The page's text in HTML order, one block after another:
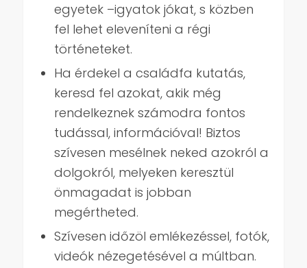
egyetek –igyatok jókat, s közben
fel lehet eleveníteni a régi
történeteket.
Ha érdekel a családfa kutatás,
keresd fel azokat, akik még
rendelkeznek számodra fontos
tudással, információval! Biztos
szívesen mesélnek neked azokról a
dolgokról, melyeken keresztül
önmagadat is jobban
megértheted.
Szívesen időzöl emlékezéssel, fotók,
videók nézegetésével a múltban.